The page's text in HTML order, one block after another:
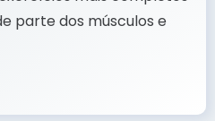
parte dos músculos e